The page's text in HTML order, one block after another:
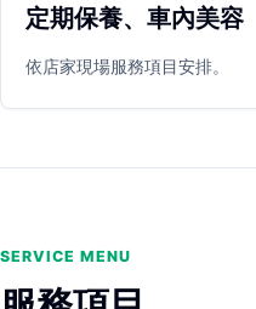
定期保養、車內美容
依店家現場服務項目安排。
SERVICE MENU